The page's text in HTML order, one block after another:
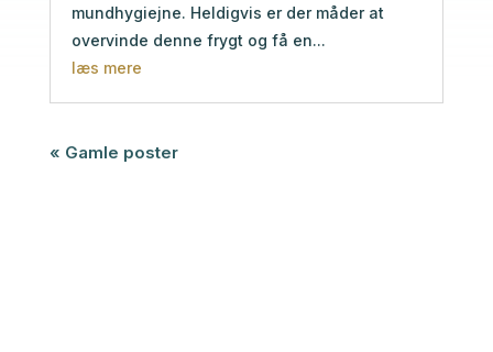
mundhygiejne. Heldigvis er der måder at
overvinde denne frygt og få en...
læs mere
« Gamle poster